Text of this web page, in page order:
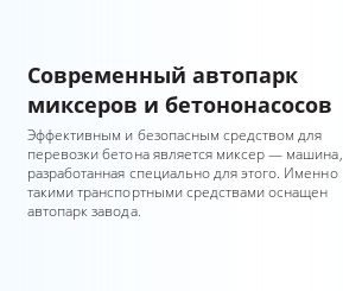
Современный автопарк
миксеров и бетононасосов
Эффективным и безопасным средством для
перевозки бетона является миксер — машина,
разработанная специально для этого. Именно
такими транспортными средствами оснащен
автопарк завода.